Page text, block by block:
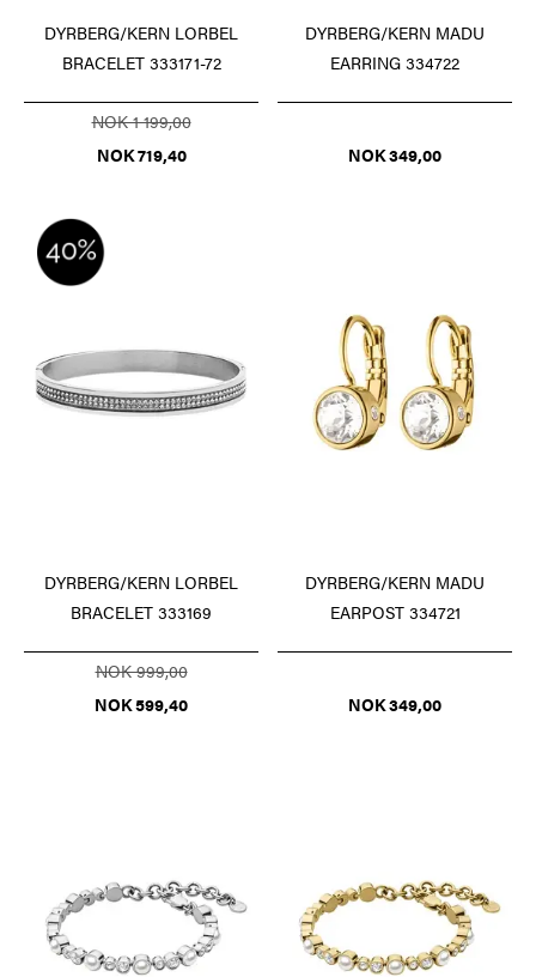
DYRBERG/KERN LORBEL
BRACELET 333171-72
NOK 1 199,00
NOK 719,40
DYRBERG/KERN MADU
EARRING 334722
NOK 349,00
DYRBERG/KERN LORBEL
BRACELET 333169
NOK 999,00
NOK 599,40
DYRBERG/KERN MADU
EARPOST 334721
NOK 349,00